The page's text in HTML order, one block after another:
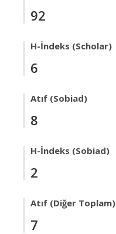
92
H-İndeks (Scholar)
6
Atıf (Sobiad)
8
H-İndeks (Sobiad)
2
Atıf (Diğer Toplam)
7